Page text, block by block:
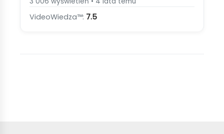
VideoWiedza™: 7.5